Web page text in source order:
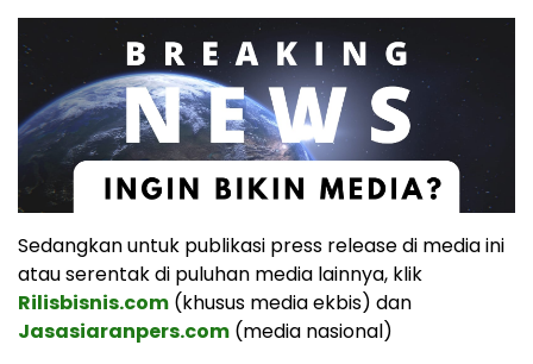
Sedangkan untuk publikasi press release di media ini
atau serentak di puluhan media lainnya, klik
Rilisbisnis.com (khusus media ekbis) dan
Jasasiaranpers.com (media nasional)